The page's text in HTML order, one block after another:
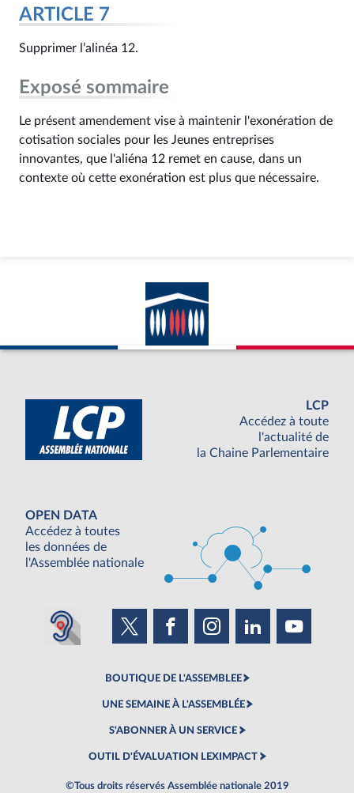
ARTICLE 7
Supprimer l’alinéa 12.
Exposé sommaire
Le présent amendement vise à maintenir l'exonération de
cotisation sociales pour les Jeunes entreprises
innovantes, que l'aliéna 12 remet en cause, dans un
contexte où cette exonération est plus que nécessaire.
LCP
Accédez à toute
l'actualité de
la Chaine Parlementaire
OPEN DATA
Accédez à toutes
les données de
l'Assemblée nationale
BOUTIQUE DE L'ASSEMBLEE
UNE SEMAINE À L'ASSEMBLÉE
S'ABONNER À UN SERVICE
OUTIL D'ÉVALUATION LEXIMPACT
©Tous droits réservés Assemblée nationale 2019